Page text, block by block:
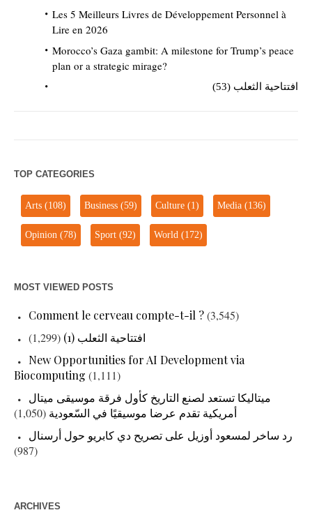
Les 5 Meilleurs Livres de Développement Personnel à
Lire en 2026
Morocco’s Gaza gambit: A milestone for Trump’s peace
plan or a strategic mirage?
افتتاحية الثعلب (53)
TOP CATEGORIES
Arts (108) Business (59) Culture (1) Media (136)
Opinion (78) Sport (92) World (172)
MOST VIEWED POSTS
Comment le cerveau compte-t-il ?(3,545)
افتتاحية الثعلب (1)
(1,299)
New Opportunities for AI Development via
Biocomputing (1,111)
ميتاليكا تستعد لصنع التاريخ كأول فرقة موسيقى ميتال
أمريكية تقدم عرضا موسيقيًا في السّعودية (1,050)
رد ساخر لمسعود أوزيل على تصريح دي كابريو حول أرسنال
(987)
ARCHIVES